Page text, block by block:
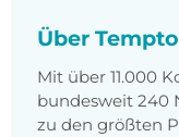
Über
Mit über 11.000
bundesweit 240
zu den größten